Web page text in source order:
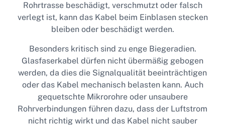
Rohrtrasse beschädigt, verschmutzt oder falsch
verlegt ist, kann das Kabel beim Einblasen stecken
bleiben oder beschädigt werden.
Besonders kritisch sind zu enge Biegeradien.
Glasfaserkabel dürfen nicht übermäßig gebogen
werden, da dies die Signalqualität beeinträchtigen
oder das Kabel mechanisch belasten kann. Auch
gequetschte Mikrorohre oder unsaubere
Rohrverbindungen führen dazu, dass der Luftstrom
nicht richtig wirkt und das Kabel nicht sauber